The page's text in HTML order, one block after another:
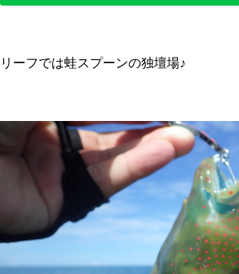
リーフでは蛙スプーンの独壇場♪